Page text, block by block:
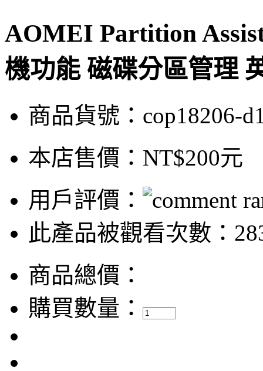
AOMEI Partition
機功能 磁碟分區管理
商品貨號：cop18206-
本店售價： NT$200元
用戶評價：
此產品被觀看次數：
商品總價：
購買數量：